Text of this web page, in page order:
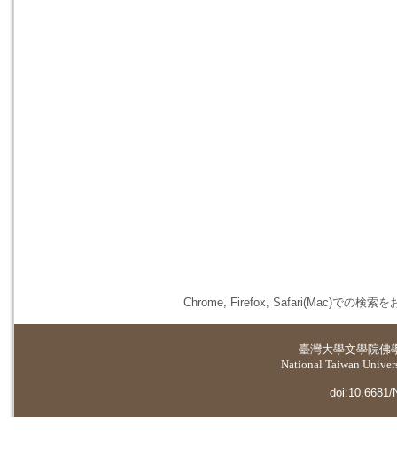
Chrome, Firefox, Safari(Mac)での検索を
臺灣大學文學院佛
National Taiwan
doi:10.6681/